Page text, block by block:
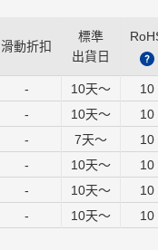
滑動折扣
標準
出貨日
- 10天～
10
- 10天～
10
- 7天～
10
- 10天～
10
- 10天～
10
- 10天～ 10